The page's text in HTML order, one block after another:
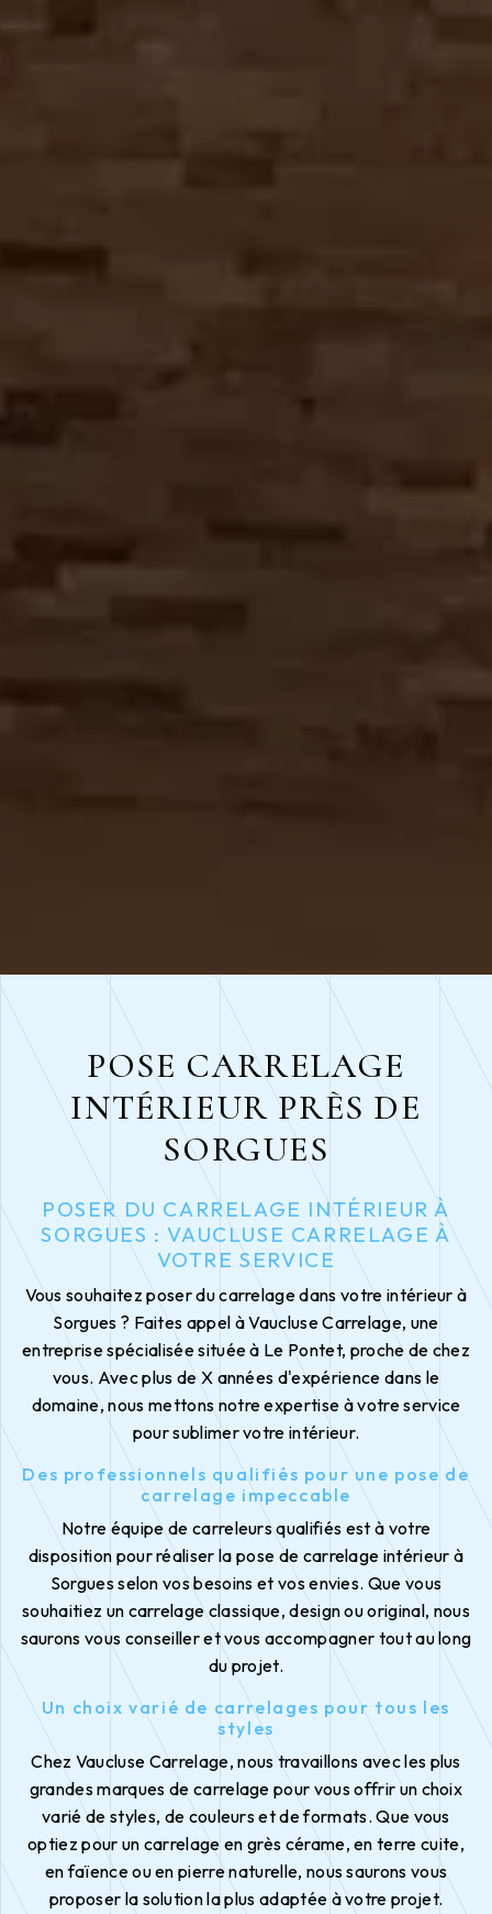
POSE CARRELAGE
INTÉRIEUR PRÈS DE
SORGUES
POSER DU CARRELAGE INTÉRIEUR À
SORGUES : VAUCLUSE CARRELAGE À
VOTRE SERVICE
Vous souhaitez poser du carrelage dans votre intérieur à
Sorgues ? Faites appel à Vaucluse Carrelage, une
entreprise spécialisée située à Le Pontet, proche de chez
vous. Avec plus de X années d'expérience dans le
domaine, nous mettons notre expertise à votre service
pour sublimer votre intérieur.
Des professionnels qualifiés pour une pose de
carrelage impeccable
Notre équipe de carreleurs qualifiés est à votre
disposition pour réaliser la pose de carrelage intérieur à
Sorgues selon vos besoins et vos envies. Que vous
souhaitiez un carrelage classique, design ou original, nous
saurons vous conseiller et vous accompagner tout au long
du projet.
Un choix varié de carrelages pour tous les
styles
Chez Vaucluse Carrelage, nous travaillons avec les plus
grandes marques de carrelage pour vous offrir un choix
varié de styles, de couleurs et de formats. Que vous
optiez pour un carrelage en grès cérame, en terre cuite,
en faïence ou en pierre naturelle, nous saurons vous
proposer la solution la plus adaptée à votre projet.